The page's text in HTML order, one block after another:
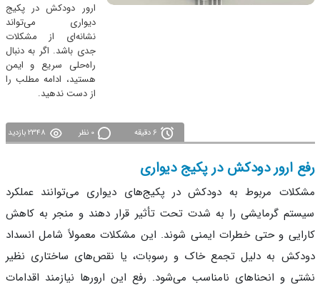
ارور دودکش در پکیج
دیواری می‌تواند
نشانه‌ای از مشکلات
جدی باشد. اگر به دنبال
راه‌حلی سریع و ایمن
هستید، ادامه مطلب را
از دست ندهید.
6 دقیقه 0 نظر 2348 بازدید
ارور دودکش در پکیج دیواری
مربوط به دودکش در پکیج‌های دیواری می‌توانند عملکرد
گرمایشی را به شدت تحت تأثیر قرار دهند و منجر به کاهش
و حتی خطرات ایمنی شوند. این مشکلات معمولاً شامل انسداد
به دلیل تجمع خاک و رسوبات، یا نقص‌های ساختاری نظیر
و انحناهای نامناسب می‌شود. رفع این ارورها نیازمند اقدامات